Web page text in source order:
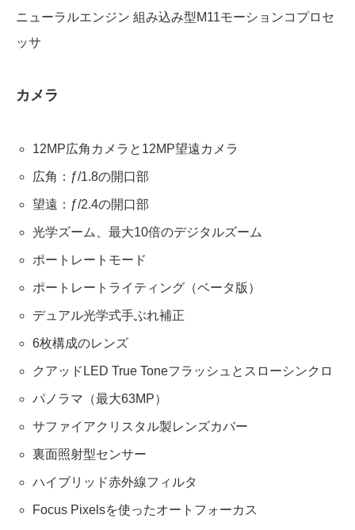
ニューラルエンジン 組み込み型M11モーションコプロセ
ッサ
カメラ
12MP広角カメラと12MP望遠カメラ
広角：ƒ/1.8の開口部
望遠：ƒ/2.4の開口部
光学ズーム、最大10倍のデジタルズーム
ポートレートモード
ポートレートライティング（ベータ版）
デュアル光学式手ぶれ補正
6枚構成のレンズ
クアッドLED True Toneフラッシュとスローシンクロ
パノラマ（最大63MP）
サファイアクリスタル製レンズカバー
裏面照射型センサー
ハイブリッド赤外線フィルタ
Focus Pixelsを使ったオートフォーカス